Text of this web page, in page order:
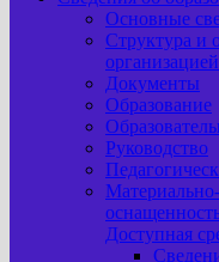
Основные
Структура и
организацией
Документы
Образование
Руководство
Доступная